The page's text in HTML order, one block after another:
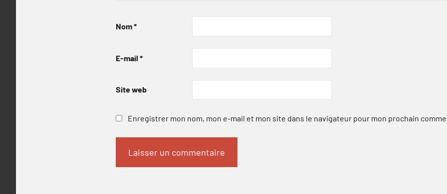
Nom*
E-mail *
Site web
Enregistrer mon nom, mon e-mail et mon site dans le navigateur pour mon prochain